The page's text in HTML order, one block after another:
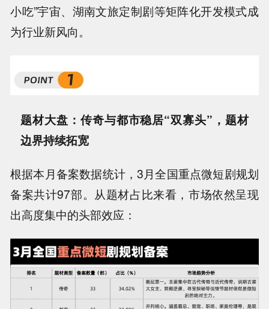
小吃”宇宙、湖南文旅定制剧等矩阵化开发模式成
为行业新风向。
题材大盘：传奇与都市稳居“双寡头”，题材
边界持续拓宽
根据本月备案数据统计，3月全国重点微短剧规划
备案共计97部。从题材占比来看，市场依然呈现
出高度集中的头部效应：